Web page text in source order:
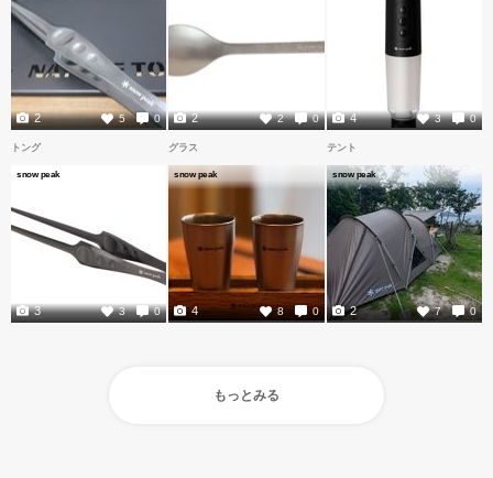
5 0
2 2 0
2 3 0
4
トング
snow peak
3 0
3
グラス
snow peak
8 0
4
テント
snow peak
7 0
2
もっとみる